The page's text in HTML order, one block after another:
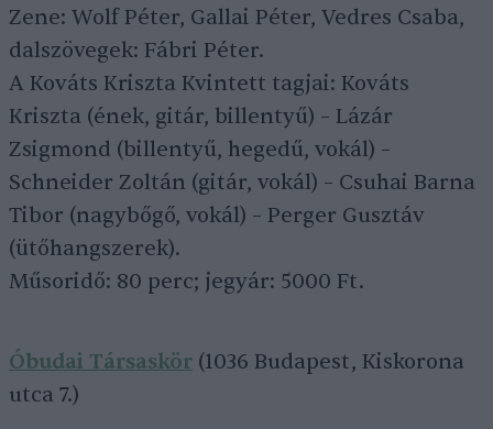
Zene: Wolf Péter, Gallai Péter, Vedres Csaba,
dalszövegek: Fábri Péter.
A Kováts Kriszta Kvintett tagjai: Kováts
Kriszta (ének, gitár, billentyű) – Lázár
Zsigmond (billentyű, hegedű, vokál) –
Schneider Zoltán (gitár, vokál) – Csuhai Barna
Tibor (nagybőgő, vokál) – Perger Gusztáv
(ütőhangszerek).
Műsoridő: 80 perc; jegyár: 5000 Ft.
Óbudai Társaskör (1036 Budapest, Kiskorona
utca 7.)